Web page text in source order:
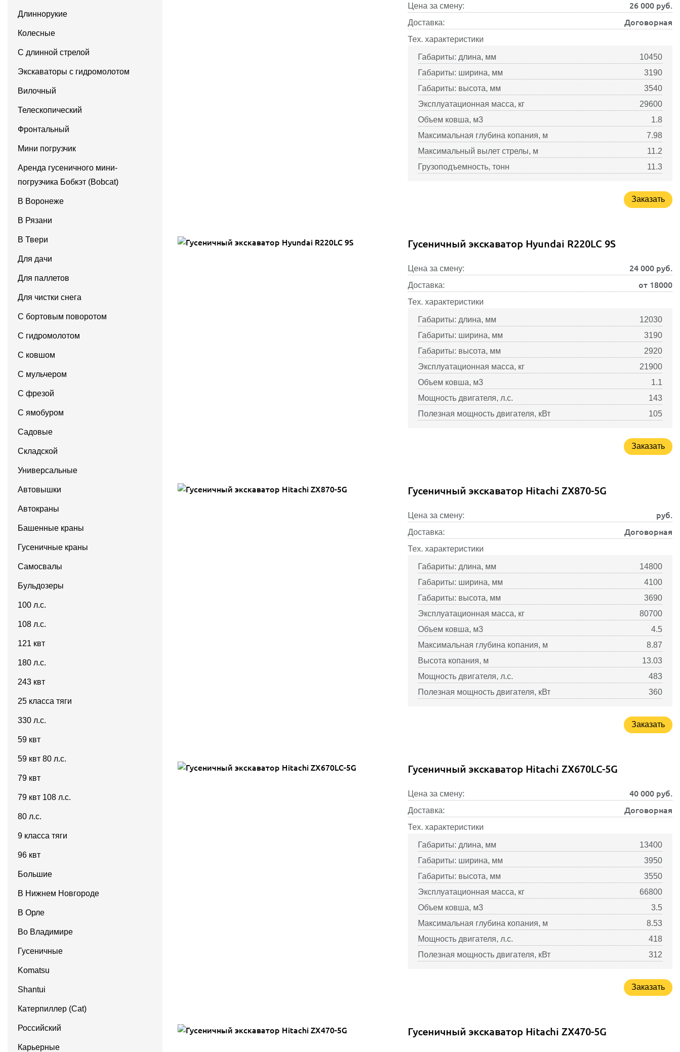
Длиннорукие
Колесные
С длинной стрелой
Экскаваторы с гидромолотом
Вилочный
Телескопический
Фронтальный
Мини погрузчик
Аренда гусеничного мини-
погрузчика Бобкэт (Bobcat)
В Воронеже
В Рязани
В Твери
Для дачи
Для паллетов
Для чистки снега
С бортовым поворотом
С гидромолотом
С ковшом
С мульчером
С фрезой
С ямобуром
Садовые
Складской
Универсальные
Автовышки
Автокраны
Башенные краны
Гусеничные краны
Самосвалы
Бульдозеры
100 л.с.
108 л.с.
121 квт
180 л.с.
243 квт
25 класса тяги
330 л.с.
59 квт
59 квт 80 л.с.
79 квт
79 квт 108 л.с.
80 л.с.
9 класса тяги
96 квт
Большие
В Нижнем Новгороде
В Орле
Во Владимире
Гусеничные
Komatsu
Shantui
Катерпиллер (Cat)
Российский
Карьерные
Цена за смену: 26 000 руб.
Доставка: Договорная
Тех. характеристики
Габариты: длина, мм
10450
Габариты: ширина, мм
3190
Габариты: высота, мм
3540
Эксплуатационная масса, кг
29600
Объем ковша, м3
1.8
Максимальная глубина копания, м
7.98
Максимальный вылет стрелы, м
11.2
Грузоподъемность, тонн
11.3
Заказать
Гусеничный экскаватор Hyundai R220LC 9S
Цена за смену: 24 000 руб.
Доставка: от 18000
Тех. характеристики
Габариты: длина, мм
12030
Габариты: ширина, мм
3190
Габариты: высота, мм
2920
Эксплуатационная масса, кг
21900
Объем ковша, м3
1.1
Мощность двигателя, л.с.
143
Полезная мощность двигателя, кВт
105
Заказать
Гусеничный экскаватор Hitachi ZX870-5G
Цена за смену: руб.
Доставка: Договорная
Тех. характеристики
Габариты: длина, мм
14800
Габариты: ширина, мм
4100
Габариты: высота, мм
3690
Эксплуатационная масса, кг
80700
Объем ковша, м3
4.5
Максимальная глубина копания, м
8.87
Высота копания, м
13.03
Мощность двигателя, л.с.
483
Полезная мощность двигателя, кВт
360
Заказать
Гусеничный экскаватор Hitachi ZX670LC-5G
Цена за смену: 40 000 руб.
Доставка: Договорная
Тех. характеристики
Габариты: длина, мм
13400
Габариты: ширина, мм
3950
Габариты: высота, мм
3550
Эксплуатационная масса, кг
66800
Объем ковша, м3
3.5
Максимальная глубина копания, м
8.53
Мощность двигателя, л.с.
418
Полезная мощность двигателя, кВт
312
Заказать
Гусеничный экскаватор Hitachi ZX470-5G